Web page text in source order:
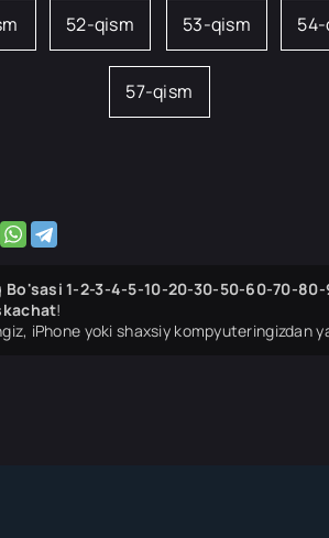
52-qism 53-qism
57-qism
1-2-3-4-5-10-20-30-50-60-70-
!
iPhone yoki shaxsiy kompyuteringizdan